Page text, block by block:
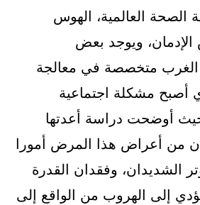
العالمية، الهوس
الإدمان، ويوجد بعض
متخصصة في معالجة
أصبح مشكلة اجتماعية
أوضحت دراسة أعدتها
من أعراض هذا المرض أمورا
الشديدان، وفقدان القدرة
إلى الهروب من الواقع إلى